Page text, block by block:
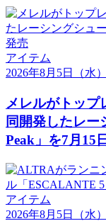
アイテム
2026年8月5日
（水）
メレルがトップ
同開発したレ
Peak」を7月15
アイテム
2026年8月5日
（水）